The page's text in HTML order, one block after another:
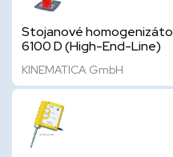
Stojanové
6100 D (High-End-Line)
KINEMATICA GmbH